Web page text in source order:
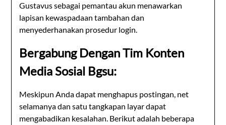
Gustavus sebagai pemantau akun menawarkan
lapisan kewaspadaan tambahan dan
menyederhanakan prosedur login.
Bergabung Dengan Tim Konten
Media Sosial Bgsu:
Meskipun Anda dapat menghapus postingan, net
selamanya dan satu tangkapan layar dapat
mengabadikan kesalahan. Berikut adalah beberapa